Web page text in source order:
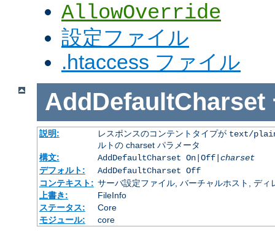
AllowOverride
設定ファイル
.htaccess ファイル
AddDefaultCharset
説明: レスポンスのコンテントタイプが text/
ルトの charset パラメータ
構文:
AddDefaultCharset On|Off| charset
デフォルト:
AddDefaultCharset Off
コンテキスト: サーバ設定ファイル, バーチャルホスト, ディ
上書き:
FileInfo
ステータス:
Core
モジュール:
core